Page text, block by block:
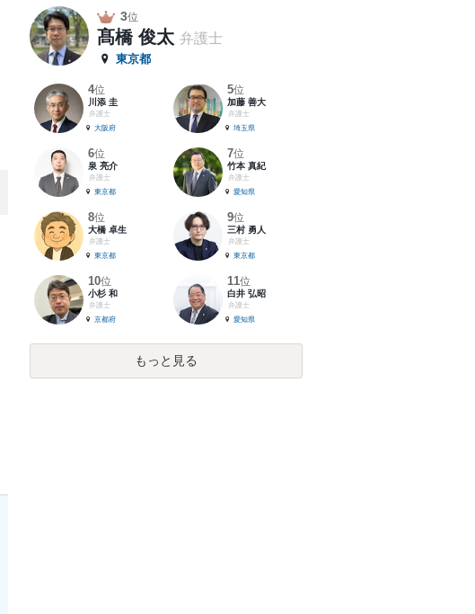
3位
髙橋 俊太 弁護士
東京都
4位
川添 圭
弁護士
大阪府
5位
加藤 善大
弁護士
埼玉県
6位
泉 亮介
弁護士
東京都
7位
竹本 真紀
弁護士
愛知県
8位
大橋 卓生
弁護士
東京都
9位
三村 勇人
弁護士
東京都
10位
小杉 和
弁護士
京都府
11位
白井 弘昭
弁護士
愛知県
もっと見る